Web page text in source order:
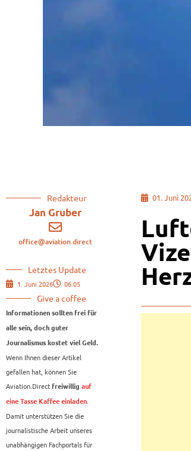
Redakteur
Jan Gruber
office@aviation.direct
Letztes Update
1. Juni 2026 06:05
Give a coffee
Informationen sollten frei für
alle sein, doch guter
Journalismus kostet viel Geld.
Wenn Ihnen dieser Artikel
gefallen hat, können Sie
Aviation.Direct freiwillig auf
eine Tasse Kaffee einladen.
Damit unterstützen Sie die
journalistische Arbeit unseres
unabhängigen Fachportals für
01. Juni